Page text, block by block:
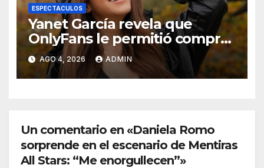
ESPECTACULOS
Yanet García revela que
OnlyFans le permitió comprar
un departamento en
Manhattan
AGO 4, 2026 ADMIN
Un comentario en «Daniela Romo
sorprende en el escenario de Mentiras
All Stars: “Me enorgullecen”»